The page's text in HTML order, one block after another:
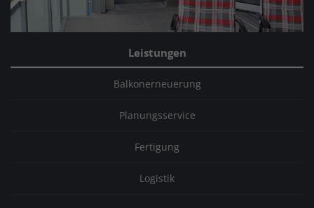
Leistungen
Balkonerneuerung
Planungsservice
Fertigung
Logistik